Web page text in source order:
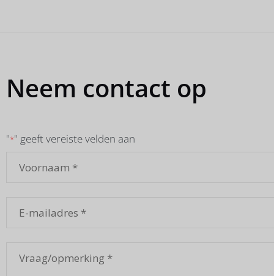
Neem contact op
"*" geeft vereiste velden aan
mailadres